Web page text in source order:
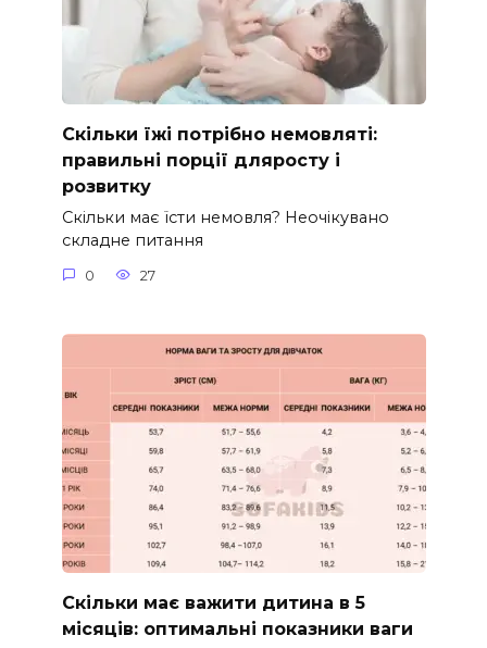
Скільки їжі потрібно немовляті:
правильні порції дляросту і
розвитку
Скільки має їсти немовля? Неочікувано
складне питання
0 27
Скільки має важити дитина в 5
місяців: оптимальні показники ваги